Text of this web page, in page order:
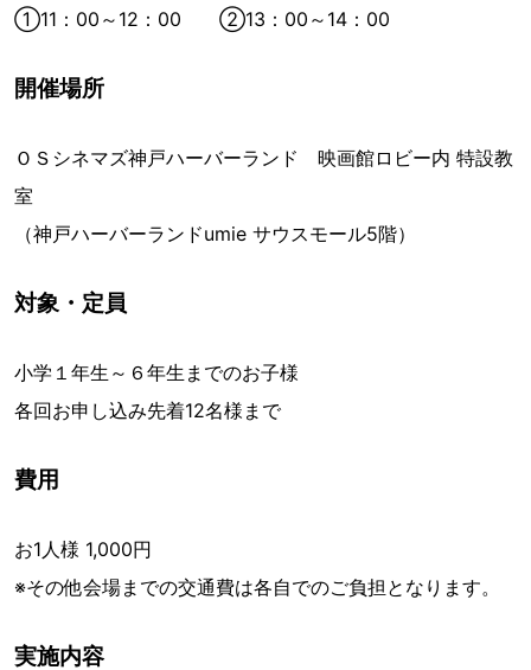
①11：00～12：00 ②13：00～14：00
開催場所
ＯＳシネマズ神戸ハーバーランド 映画館ロビー内 特設教
室
（神戸ハーバーランドumie サウスモール5階）
対象・定員
小学１年生～６年生までのお子様
各回お申し込み先着12名様まで
費用
お1人様 1,000円
※その他会場までの交通費は各自でのご負担となります。
実施内容